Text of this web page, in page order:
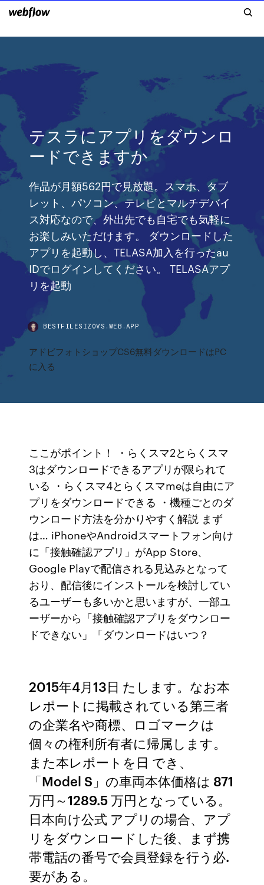
テスラにアプリをダウンロ
ードできますか
作品が月額562円で見放題。スマホ、タブ
レット、パソコン、テレビとマルチデバイ
ス対応なので、外出先でも自宅でも気軽に
お楽しみいただけます。 ダウンロードした
アプリを起動し、TELASA加入を行ったau
IDでログインしてください。 TELASAアプ
リを起動
BESTFILESIZOVS.WEB.APP
アドビフォトショップCS6無料ダウンロードはPC
に入る
ここがポイント！ ・らくスマ2とらくスマ
3はダウンロードできるアプリが限られて
いる ・らくスマ4とらくスマmeは自由にア
プリをダウンロードできる ・機種ごとのダ
ウンロード方法を分かりやすく解説 まず
は… iPhoneやAndroidスマートフォン向け
に「接触確認アプリ」がApp Store、
Google Playで配信される見込みとなって
おり、配信後にインストールを検討してい
るユーザーも多いかと思いますが、一部ユ
ーザーから「接触確認アプリをダウンロー
ドできない」「ダウンロードはいつ？
2015年4月13日 たします。なお本
レポートに掲載されている第三者
の企業名や商標、ロゴマークは
個々の権利所有者に帰属します。
また本レポートを日 でき、
「Model S」の車両本体価格は 871
万円～1289.5 万円となっている。
日本向け公式 アプリの場合、アプ
リをダウンロードした後、まず携
帯電話の番号で会員登録を行う必.
要がある。